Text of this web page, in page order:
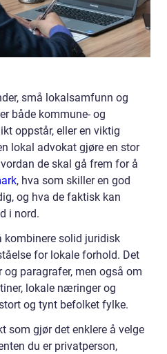
små lokalsamfunn og
både kommune- og
oppstår, eller en viktig
lokal advokat gjøre en stor
de skal gå frem for å
, hva som skiller en god
og hva de faktisk kan
i nord.
kombinere solid juridisk
for lokale forhold. Det
og paragrafer, men også om
lokale næringer og
og tynt befolket fylke.
som gjør det enklere å velge
du er privatperson,